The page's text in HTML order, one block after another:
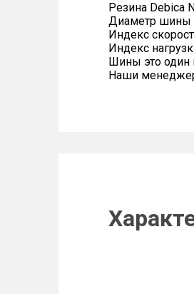
Резина Debica
Диаметр шины
Индекс
Индекс
Шины это один
Наши